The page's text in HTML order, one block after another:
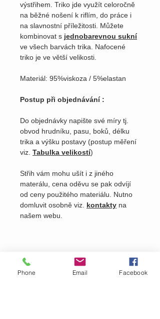
výstřihem. Triko jde využít celoročně
na běžné nošení k riflím, do práce i
na slavnostní příležitosti. Můžete
kombinovat s jednobarevnou sukní
ve všech barvách trika. Nafocené
triko je ve větší velikosti.
Materiál: 95%viskoza / 5%elastan
Postup při objednávání :
Do objednávky napište své míry tj.
obvod hrudníku, pasu, boků, délku
trika a výšku postavy (postup měření
viz. Tabulka velikostí)
Střih vám mohu ušít i z jiného
materálu, cena oděvu se pak odvíjí
od ceny použitého materiálu. Nutno
domluvit osobně viz. kontakty na
našem webu.
Phone Email Facebook